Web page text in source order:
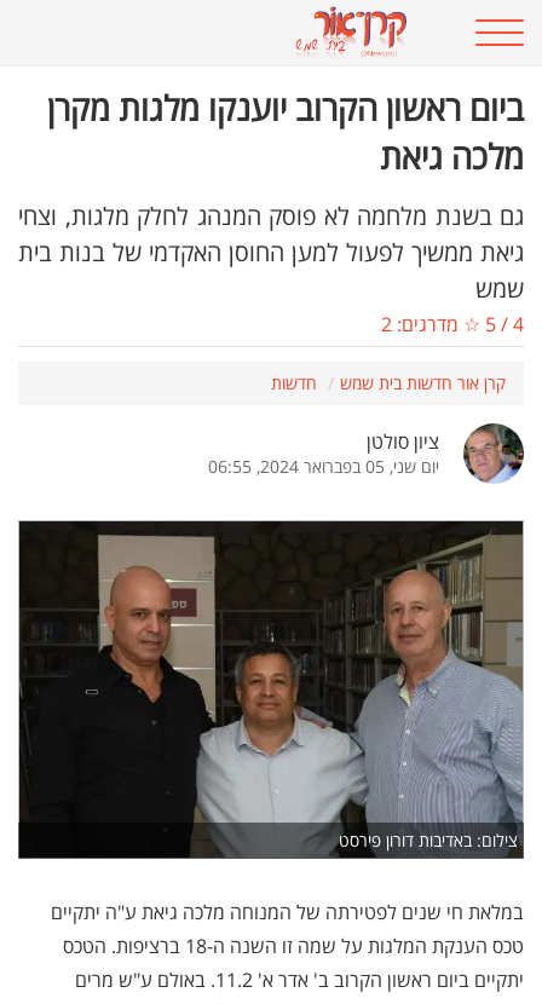
ביום ראשון הקרוב יוענקו מלגות מקרן
מלכה גיאת
גם בשנת מלחמה לא פוסק המנהג לחלק מלגות, וצחי
גיאת ממשיך לפעול למען החוסן האקדמי של בנות בית
שמש
4
/
5 ☆ מדרגים: 2
קרן אור חדשות בית שמש חדשות
ציון סולטן
יום שני, 05 בפברואר 2024, 06:55
צילום: באדיבות דורון פירסט
במלאת חי שנים לפטירתה של המנוחה מלכה גיאת ע"ה יתקיים
טכס הענקת המלגות על שמה זו השנה ה-18 ברציפות. הטכס
יתקיים ביום ראשון הקרוב ב' אדר א' 11.2. באולם ע"ש מרים